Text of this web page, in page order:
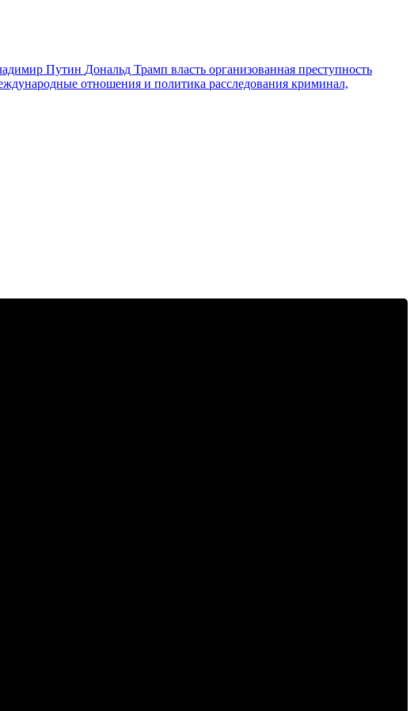
Путин Дональд Трамп власть организованная преступность
отношения и политика расследования криминал,